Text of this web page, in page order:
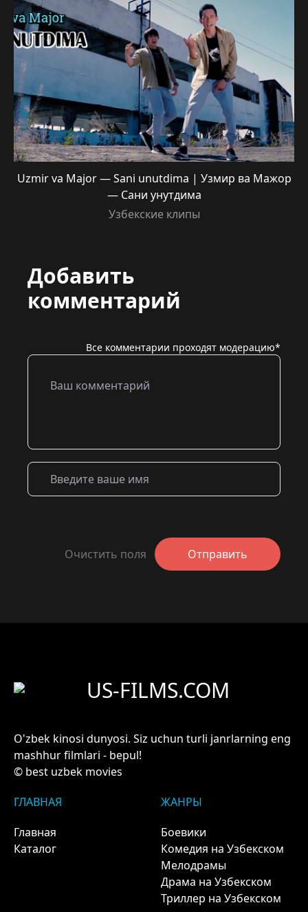
Uzmir va Major — Sani unutdima | Узмир ва Мажор
— Сани унутдима
Узбекские клипы
Добавить
комментарий
Все комментарии проходят модерацию*
Очистить поля Отправить
US-FILMS.COM
O'zbek kinosi dunyosi. Siz uchun turli janrlarning eng
mashhur filmlari - bepul!
© best uzbek movies
ГЛАВНАЯ
Главная
Каталог
ЖАНРЫ
Боевики
Комедия на Узбекском
Мелодрамы
Драма на Узбекском
Триллер на Узбекском